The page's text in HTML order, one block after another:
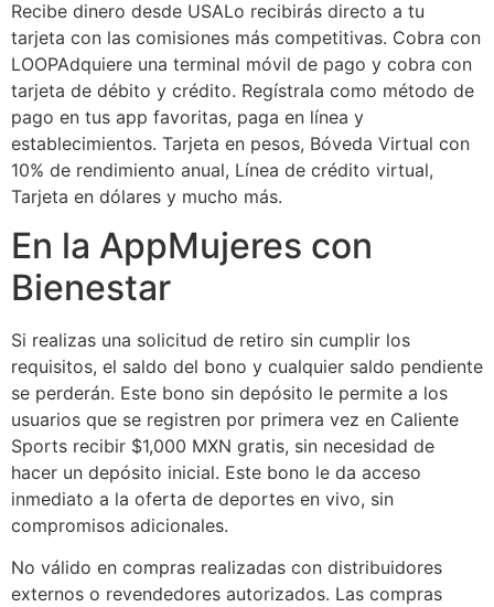
Recibe dinero desde USALo recibirás directo a tu
tarjeta con las comisiones más competitivas. Cobra con
LOOPAdquiere una terminal móvil de pago y cobra con
tarjeta de débito y crédito. Regístrala como método de
pago en tus app favoritas, paga en línea y
establecimientos. Tarjeta en pesos, Bóveda Virtual con
10% de rendimiento anual, Línea de crédito virtual,
Tarjeta en dólares y mucho más.
En la AppMujeres con
Bienestar
Si realizas una solicitud de retiro sin cumplir los
requisitos, el saldo del bono y cualquier saldo pendiente
se perderán. Este bono sin depósito le permite a los
usuarios que se registren por primera vez en Caliente
Sports recibir $1,000 MXN gratis, sin necesidad de
hacer un depósito inicial. Este bono le da acceso
inmediato a la oferta de deportes en vivo, sin
compromisos adicionales.
No válido en compras realizadas con distribuidores
externos o revendedores autorizados. Las compras